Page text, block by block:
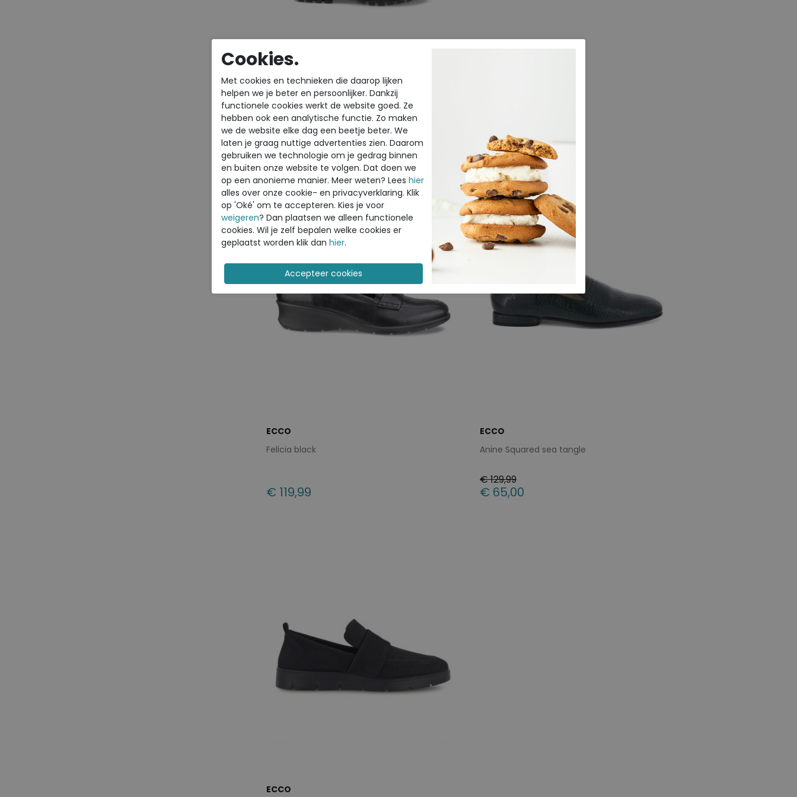
Modtray bronze
€ 159,99
€ 95,99
Beschikbare maten
41
€ 89,99
Beschikbare maten
37 38 42
ECCO
Felicia black
€ 119,99
Sale
ECCO
Anine Squared sea tangle
€ 129,99
€ 65,00
ECCO
Cookies.
Met cookies en technieken die daarop lijken
helpen we je beter en persoonlijker. Dankzij
functionele cookies werkt de website goed. Ze
hebben ook een analytische functie. Zo maken
we de website elke dag een beetje beter. We
laten je graag nuttige advertenties zien. Daarom
gebruiken we technologie om je gedrag binnen
en buiten onze website te volgen. Dat doen we
op een anonieme manier. Meer weten? Lees hier
alles over onze cookie- en privacyverklaring. Klik
op 'Oké' om te accepteren. Kies je voor
weigeren? Dan plaatsen we alleen functionele
cookies. Wil je zelf bepalen welke cookies er
geplaatst worden klik dan hier.